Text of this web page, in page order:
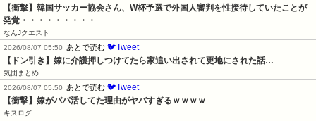
【衝撃】韓国サッカー協会さん、W杯予選で外国人審判を性接待していたことが
発覚・・・・・・・・・
なんJクエスト
2026/08/07 05:50
あとで読む 🐦Tweet
【ドン引き】嫁に介護押しつけてたら家追い出されて更地にされた話…
気団まとめ
2026/08/07 05:50
あとで読む 🐦Tweet
【衝撃】嫁がパパ活してた理由がヤバすぎるｗｗｗｗ
キスログ